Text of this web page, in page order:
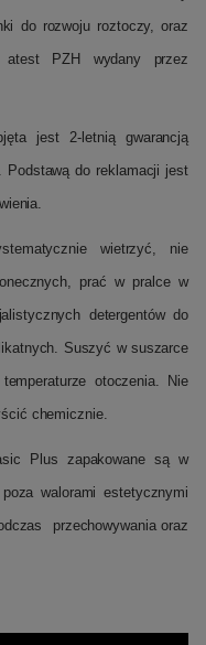
do rozwoju roztoczy, oraz
atest PZH wydany przez
jest 2-letnią gwarancją
Podstawą do reklamacji jest
wietrzyć, nie
prać w pralce w
detergentów do
Suszyć w suszarce
otoczenia. Nie
chemicznie.
Plus zapakowane są w
walorami estetycznymi
przechowywania oraz